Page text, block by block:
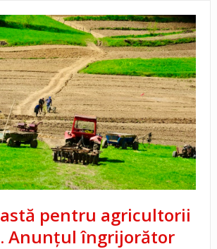
pentru agricultorii
Anunțul îngrijorător